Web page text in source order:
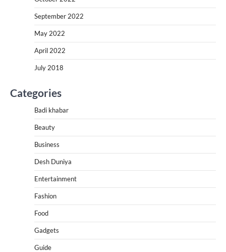
September 2022
May 2022
April 2022
July 2018
Categories
Badi khabar
Beauty
Business
Desh Duniya
Entertainment
Fashion
Food
Gadgets
Guide